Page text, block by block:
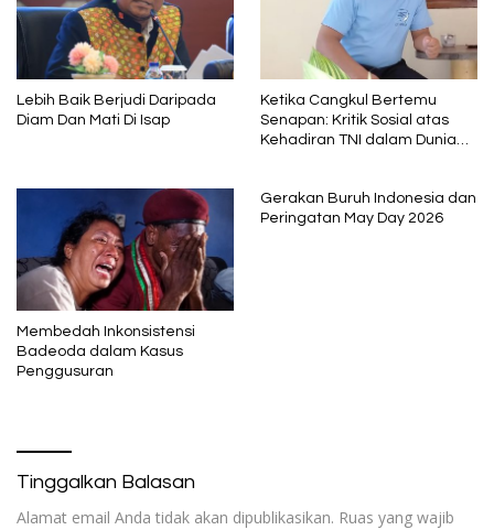
Lebih Baik Berjudi Daripada
Diam Dan Mati Di Isap
Ketika Cangkul Bertemu
Senapan: Kritik Sosial atas
Kehadiran TNI dalam Dunia
Membedah Inkonsistensi
Badeoda dalam Kasus
Penggusuran
Gerakan Buruh Indonesia dan
Peringatan May Day 2026
Tinggalkan Balasan
Alamat email Anda tidak akan dipublikasikan. Ruas yang wajib